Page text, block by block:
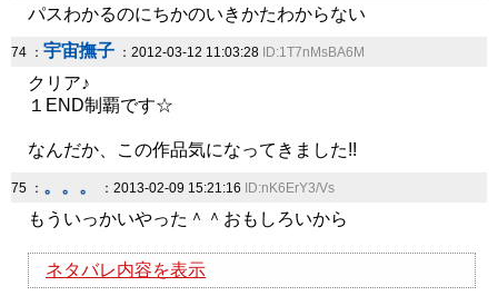
パスわかるのにちかのいきかたわからない
74 ： 宇宙撫子 ：2012-03-12 11:03:28 ID:1T7nMsBA6M
クリア♪
１END制覇です☆
なんだか、この作品気になってきました!!
75 ： 。。。 ：2013-02-09 15:21:16 ID:nK6ErY3/Vs
もういっかいやった＾＾おもしろいから
ネタバレ内容を表示